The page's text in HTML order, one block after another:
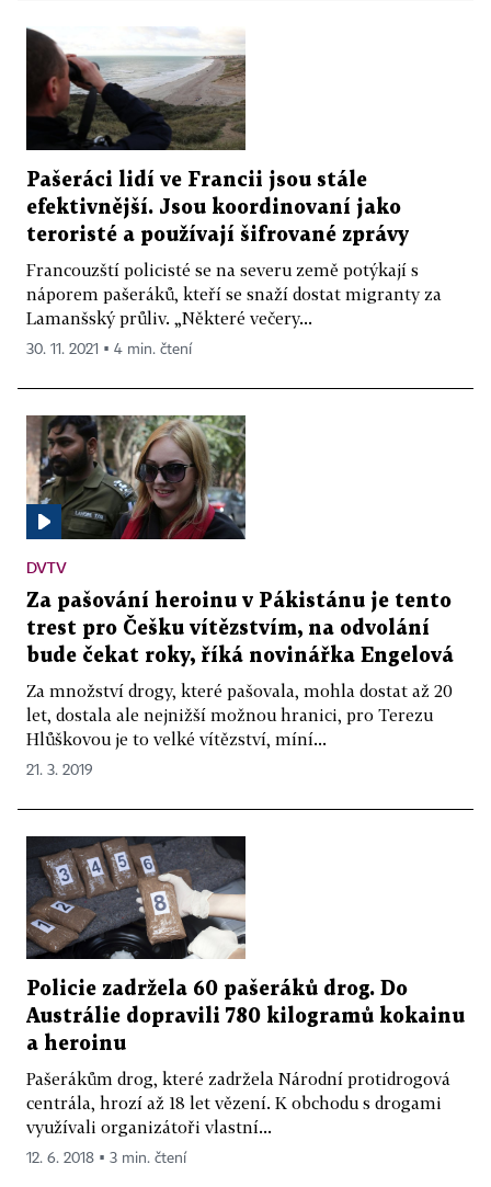
Pašeráci lidí ve Francii jsou stále
efektivnější. Jsou koordinovaní jako
teroristé a používají šifrované zprávy
Francouzští policisté se na severu země potýkají s
náporem pašeráků, kteří se snaží dostat migranty za
Lamanšský průliv. „Některé večery...
30. 11. 2021 ▪ 4 min. čtení
DVTV
Za pašování heroinu v Pákistánu je tento
trest pro Češku vítězstvím, na odvolání
bude čekat roky, říká novinářka Engelová
Za množství drogy, které pašovala, mohla dostat až 20
let, dostala ale nejnižší možnou hranici, pro Terezu
Hlůškovou je to velké vítězství, míní...
21. 3. 2019
Policie zadržela 60 pašeráků drog. Do
Austrálie dopravili 780 kilogramů kokainu
a heroinu
Pašerákům drog, které zadržela Národní protidrogová
centrála, hrozí až 18 let vězení. K obchodu s drogami
využívali organizátoři vlastní...
12. 6. 2018 ▪ 3 min. čtení